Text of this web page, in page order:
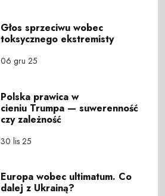
Głos sprzeciwu wobec
toksycznego ekstremisty
06 gru 25
Polska prawica w
cieniu Trumpa — suwerenność
czy zależność
30 lis 25
Europa wobec ultimatum. Co
dalej z Ukrainą?